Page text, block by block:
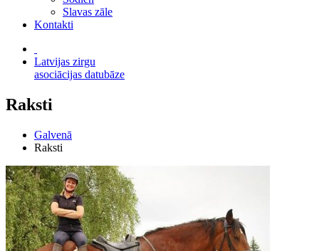
Slavas zāle
Kontakti
Latvijas zirgu
asociācijas datubāze
Raksti
Galvenā
Raksti